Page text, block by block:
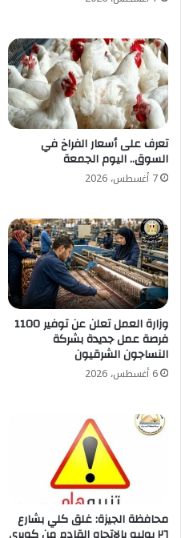
تعرف على أسعار الفراخ في
السوق.. اليوم الجمعة
7 أغسطس، 2026
وزارة العمل تعلن عن توفير 1100
فرصة عمل جديدة بشركة
النساجون الشرقيون
6 أغسطس، 2026
محافظة الجيزة: غلق كلي بشارع